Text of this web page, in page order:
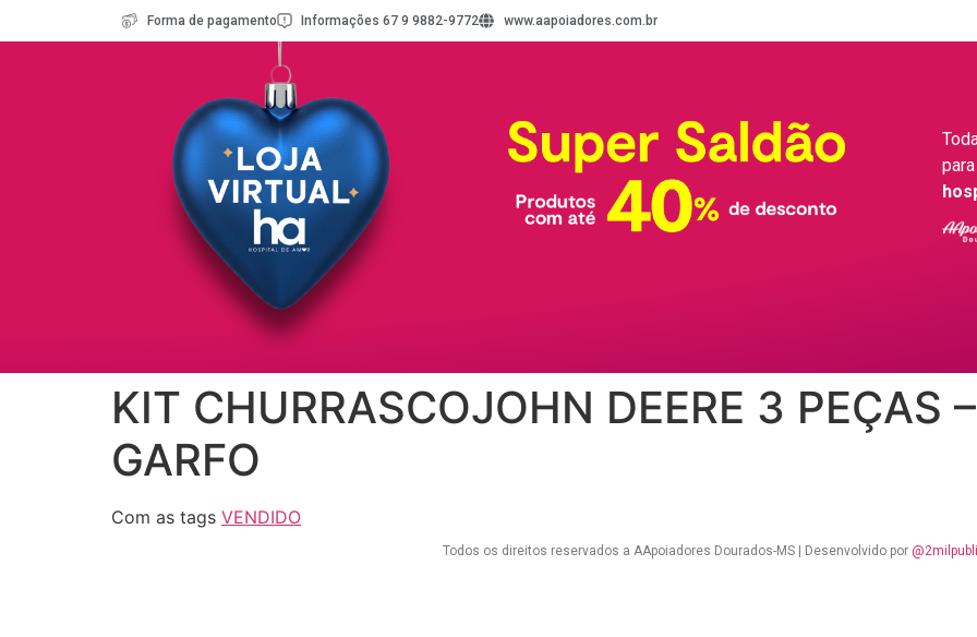
Forma de pagamento Informações 67 9 9882-9772 www.aapoiadores.com.br
KIT CHURRASCOJOHN DEERE 3 PEÇAS
GARFO
Com as tags VENDIDO
Todos os direitos reservados a AApoiadores Dourados-MS | Desenvolvido por